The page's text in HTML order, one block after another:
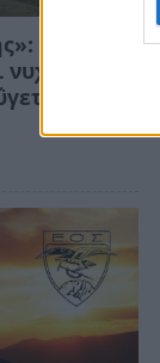
Ταξίδι
τον